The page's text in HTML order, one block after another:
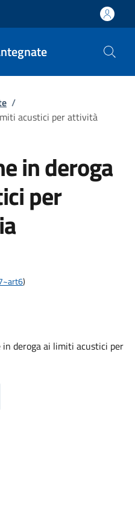
/
acustici per attività
in deroga
per
)
deroga ai limiti acustici per